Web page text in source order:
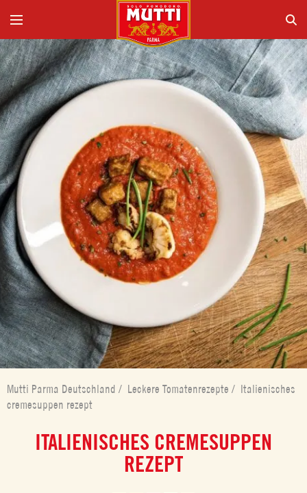
Mutti Parma Deutschland / Leckere Tomatenrezepte / Italienisches
cremesuppen rezept
ITALIENISCHES CREMESUPPEN
REZEPT